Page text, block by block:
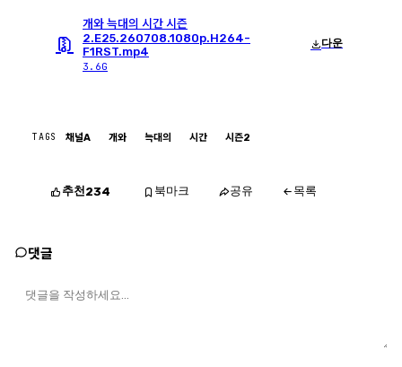
개와 늑대의 시간 시즌
2.E25.260708.1080p.H264-
F1RST.mp4
3.6G
다운
TAGS 채널A 개와 늑대의 시간 시즌2
추천234 북마크 공유 목록
댓글